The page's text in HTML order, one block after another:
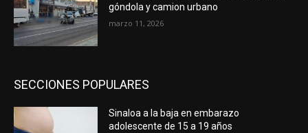
góndola y camion urbano
marzo 11, 2026
SECCIONES POPULARES
Sinaloa a la baja en embarazo
adolescente de 15 a 19 años